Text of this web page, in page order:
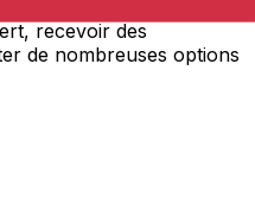
recevoir des
de nombreuses options